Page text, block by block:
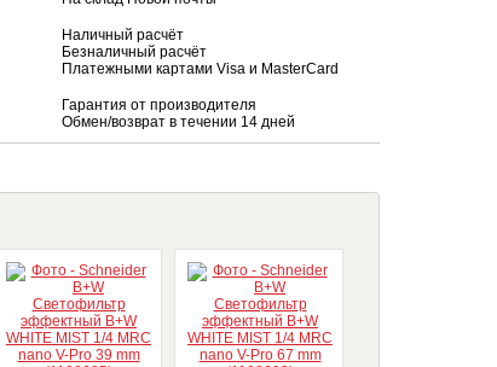
Наличный расчёт
Безналичный расчёт
Платежными картами Visa и MasterCard
Гарантия от производителя
Обмен/возврат в течении 14 дней